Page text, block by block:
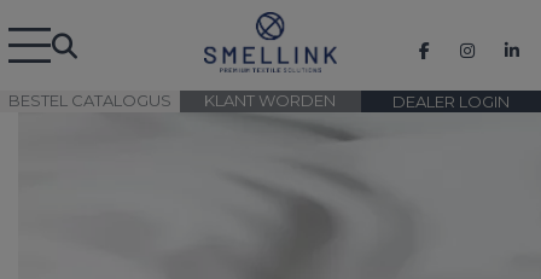
BESTEL CATALOGUS DEALER LOGIN
KLANT WORDEN